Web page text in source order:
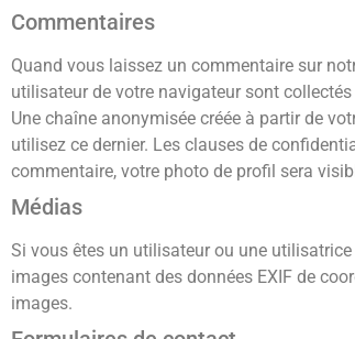
Commentaires
Quand vous laissez un commentaire sur
utilisateur de votre navigateur sont
Une chaîne anonymisée créée à partir de
utilisez ce dernier. Les clauses de
commentaire, votre photo de profil sera
Médias
Si vous êtes un utilisateur ou une utilisatrice
images contenant des données EXIF de
images.